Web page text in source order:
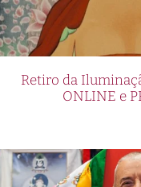
Retiro da
ONLINE e